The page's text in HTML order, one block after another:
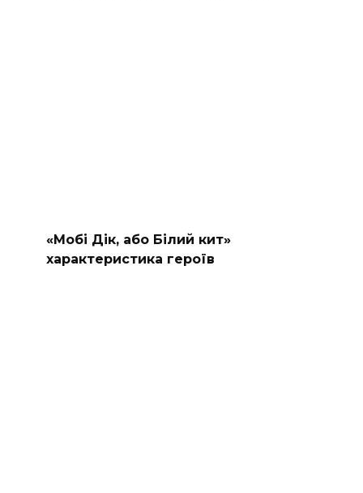
«Мобі Дік, або Білий кит»
характеристика героїв